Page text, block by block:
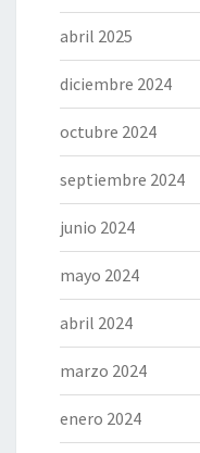
abril 2025
diciembre 2024
octubre 2024
septiembre 2024
junio 2024
mayo 2024
abril 2024
marzo 2024
enero 2024